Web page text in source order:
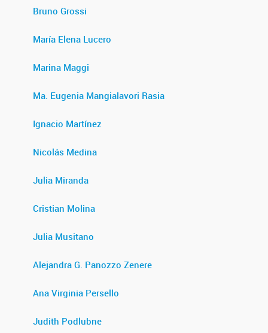
Bruno Grossi
María Elena Lucero
Marina Maggi
Ma. Eugenia Mangialavori Rasia
Ignacio Martínez
Nicolás Medina
Julia Miranda
Cristian Molina
Julia Musitano
Alejandra G. Panozzo Zenere
Ana Virginia Persello
Judith Podlubne